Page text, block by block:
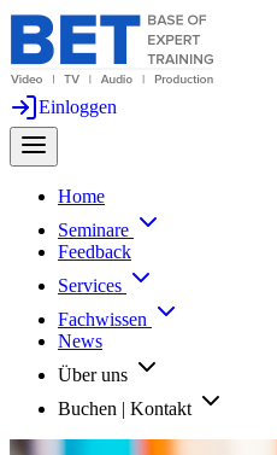
Einloggen
Home
Seminare
Feedback
Services
Fachwissen
News
Über uns
Buchen | Kontakt